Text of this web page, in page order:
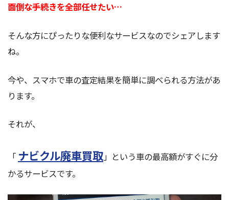
面倒な手続きを全部任せたい…
そんな方にぴったりな便利なサービスなのでシェアします
ね。
今や、スマホで車の査定結果を簡単に調べられる方法があ
ります。
それが、
「 ナビクル廃車買取」という車の最高額がすぐに分
かるサービスです。